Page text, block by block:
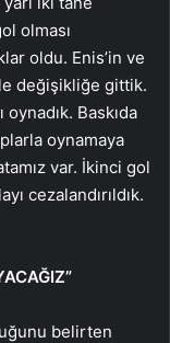
olması
oldu. Enis’in ve
değişikliğe gittik.
Baskıda
oynamaya
var. İkinci gol
cezalandırıldık.
belirten